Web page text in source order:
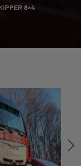
8×4